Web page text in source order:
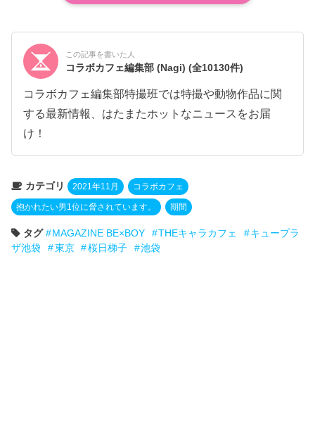
この記事を書いた人
コラボカフェ編集部 (Nagi)(全10130件)
コラボカフェ編集部特撮班では特撮や動物作品に関
する最新情報、はたまたホットなニュースをお届
け！
カテゴリ 2021年11月 コラボカフェ
抱かれたい男1位に脅されています。 期間
タグ MAGAZINE BE×BOY THEキャラカフェ
キュープラ
ザ池袋
東京 桜日梯子 池袋